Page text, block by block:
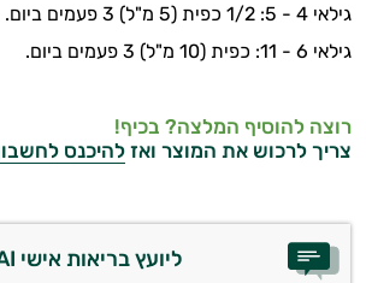
גילאי 4 - 5: 1/2 כפית (5 מ"ל) 3 פעמים ביום.
גילאי 6 - 11: כפית (10 מ"ל) 3 פעמים ביום.
רוצה להוסיף המלצה? בכיף!
צריך לרכוש את המוצר ואזלהיכנס
ליועץ בריאות אישי AI